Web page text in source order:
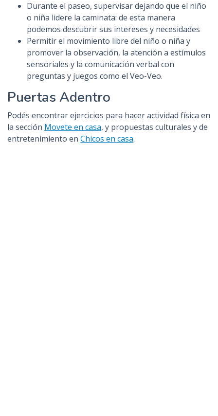
Durante el paseo, supervisar dejando que el niño
o niña lidere la caminata: de esta manera
podemos descubrir sus intereses y necesidades
Permitir el movimiento libre del niño o niña y
promover la observación, la atención a estímulos
sensoriales y la comunicación verbal con
preguntas y juegos como el Veo-Veo.
Puertas Adentro
Podés encontrar ejercicios para hacer actividad física en
la sección Movete en casa, y propuestas culturales y de
entretenimiento en Chicos en casa.